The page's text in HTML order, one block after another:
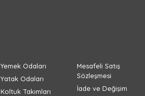
Yemek Odaları
Yatak Odaları
Koltuk Takımları
Mesafeli Satış
Sözleşmesi
İade ve Değişim